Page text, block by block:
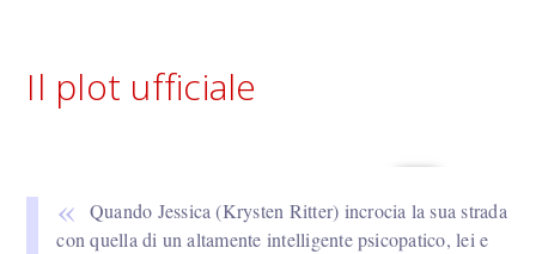
Il plot ufficiale
Quando Jessica (Krysten Ritter) incrocia la sua strada
con quella di un altamente intelligente psicopatico, lei e